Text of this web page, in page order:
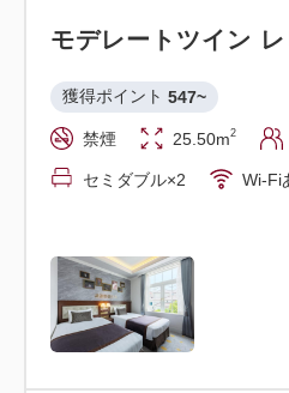
モデレートツイン
獲得ポイント 547~
禁煙 25.50m2
セミダブル×2 Wi-Fi